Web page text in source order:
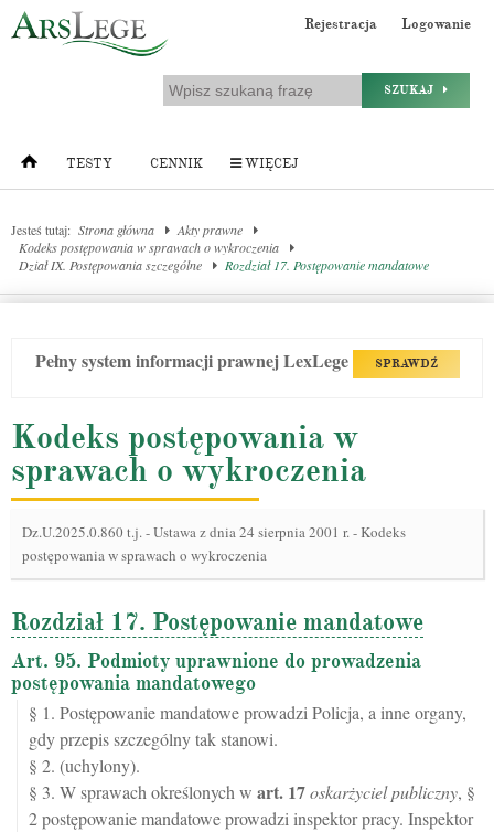
Rejestracja Logowanie
SZUKAJ
TESTY CENNIK WIĘCEJ
Jesteś tutaj: Strona główna
Akty prawne
Kodeks postępowania w sprawach o wykroczenia
Dział IX. Postępowania szczególne
Rozdział 17. Postępowanie mandatowe
Pełny system informacji prawnej LexLege SPRAWDŹ
Kodeks postępowania w
sprawach o wykroczenia
Dz.U.2025.0.860 t.j.-Ustawa z dnia 24 sierpnia 2001 r. - Kodeks
postępowania w sprawach o wykroczenia
Rozdział 17. Postępowanie mandatowe
Art. 95. Podmioty uprawnione do prowadzenia
postępowania mandatowego
§ 1. Postępowanie mandatowe prowadzi Policja, a inne organy,
gdy przepis szczególny tak stanowi.
§ 2. (uchylony).
§ 3. W sprawach określonych w art. 17oskarżyciel publiczny, §
2 postępowanie mandatowe prowadzi inspektor pracy. Inspektor